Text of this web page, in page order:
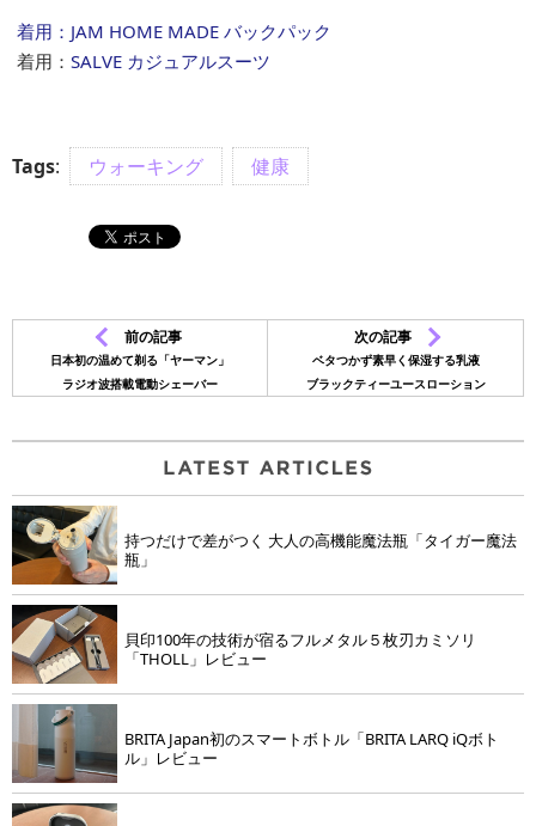
着用：JAM HOME MADE バックパック
着用： SALVE カジュアルスーツ
Tags: ウォーキング 健康
前の記事
日本初の温めて剃る「ヤーマン」
ラジオ波搭載電動シェーバー
次の記事
ベタつかず素早く保湿する乳液
ブラックティーユースローション
持つだけで差がつく 大人の高機能魔法瓶「タイガー魔法
瓶」
貝印100年の技術が宿るフルメタル５枚刃カミソリ
「THOLL」レビュー
BRITA Japan初のスマートボトル「BRITA LARQ iQボト
ル」レビュー